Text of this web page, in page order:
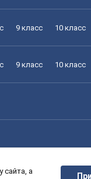
9 класс 10 класс
9 класс 10 класс
9 класс 10 класс
сайта, а